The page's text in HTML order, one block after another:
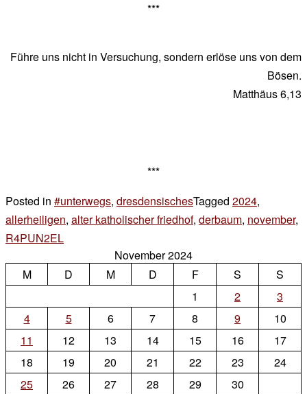
***
Führe uns nicht in Versuchung, sondern erlöse uns von dem
Bösen.
Matthäus 6,13
***
Posted in #unterwegs, dresdensischesTagged 2024,
allerheiligen, alter katholischer friedhof, derbaum, november,
R4PUN2EL
Comment
Allerheiligen
November 2024
M
D M D F S
S
1
2
3
4
5 6 7 8 9
10
11
12 13 14 15 16
17
18
19 20 21 22 23
24
25
26 27 28 29
30